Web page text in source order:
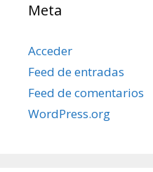
Meta
Acceder
Feed de entradas
Feed de comentarios
WordPress.org